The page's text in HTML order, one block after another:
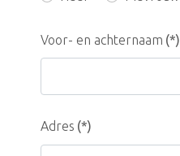
Voor- en achternaam (*)
Adres (*)